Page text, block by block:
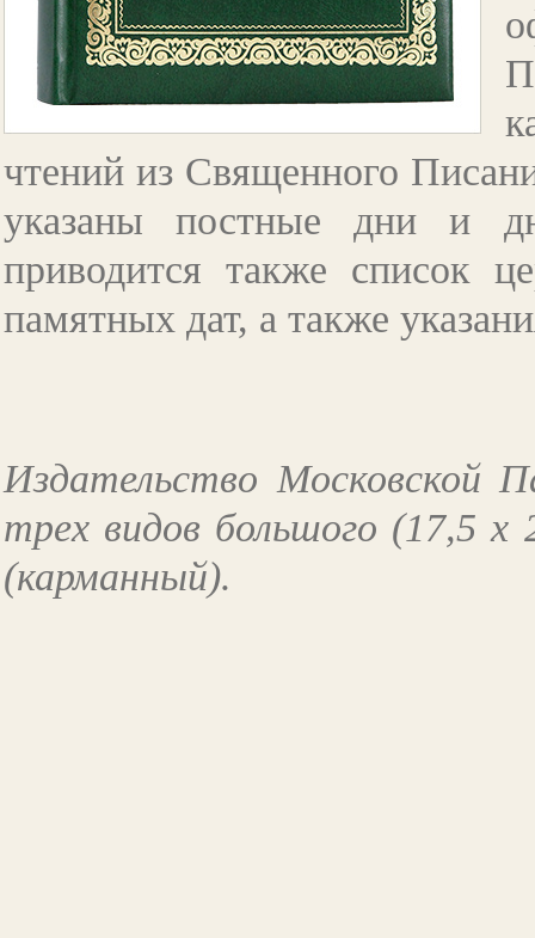
чтений из Священного
указаны постные дни и
приводится также список
памятных дат, а также
Издательство Московской
трех видов большого (17,5 х
(карманный).